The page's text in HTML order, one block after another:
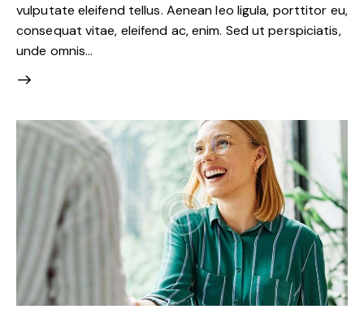
vulputate eleifend tellus. Aenean leo ligula, porttitor eu,
consequat vitae, eleifend ac, enim. Sed ut perspiciatis,
unde omnis…